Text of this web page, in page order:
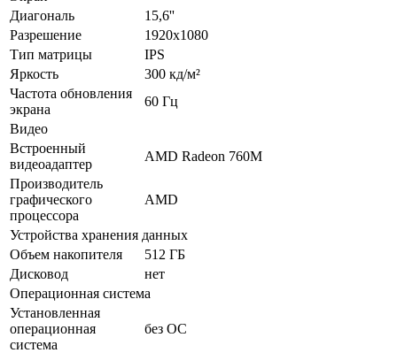
Диагональ
15,6''
Разрешение
1920x1080
Тип матрицы
IPS
Яркость
300 кд/м²
Частота обновления
экрана
60 Гц
Видео
Встроенный
видеоадаптер
AMD Radeon 760M
Производитель
графического
процессора
AMD
Устройства хранения данных
Объем накопителя
512 ГБ
Дисковод
нет
Операционная система
Установленная
операционная
система
без ОС